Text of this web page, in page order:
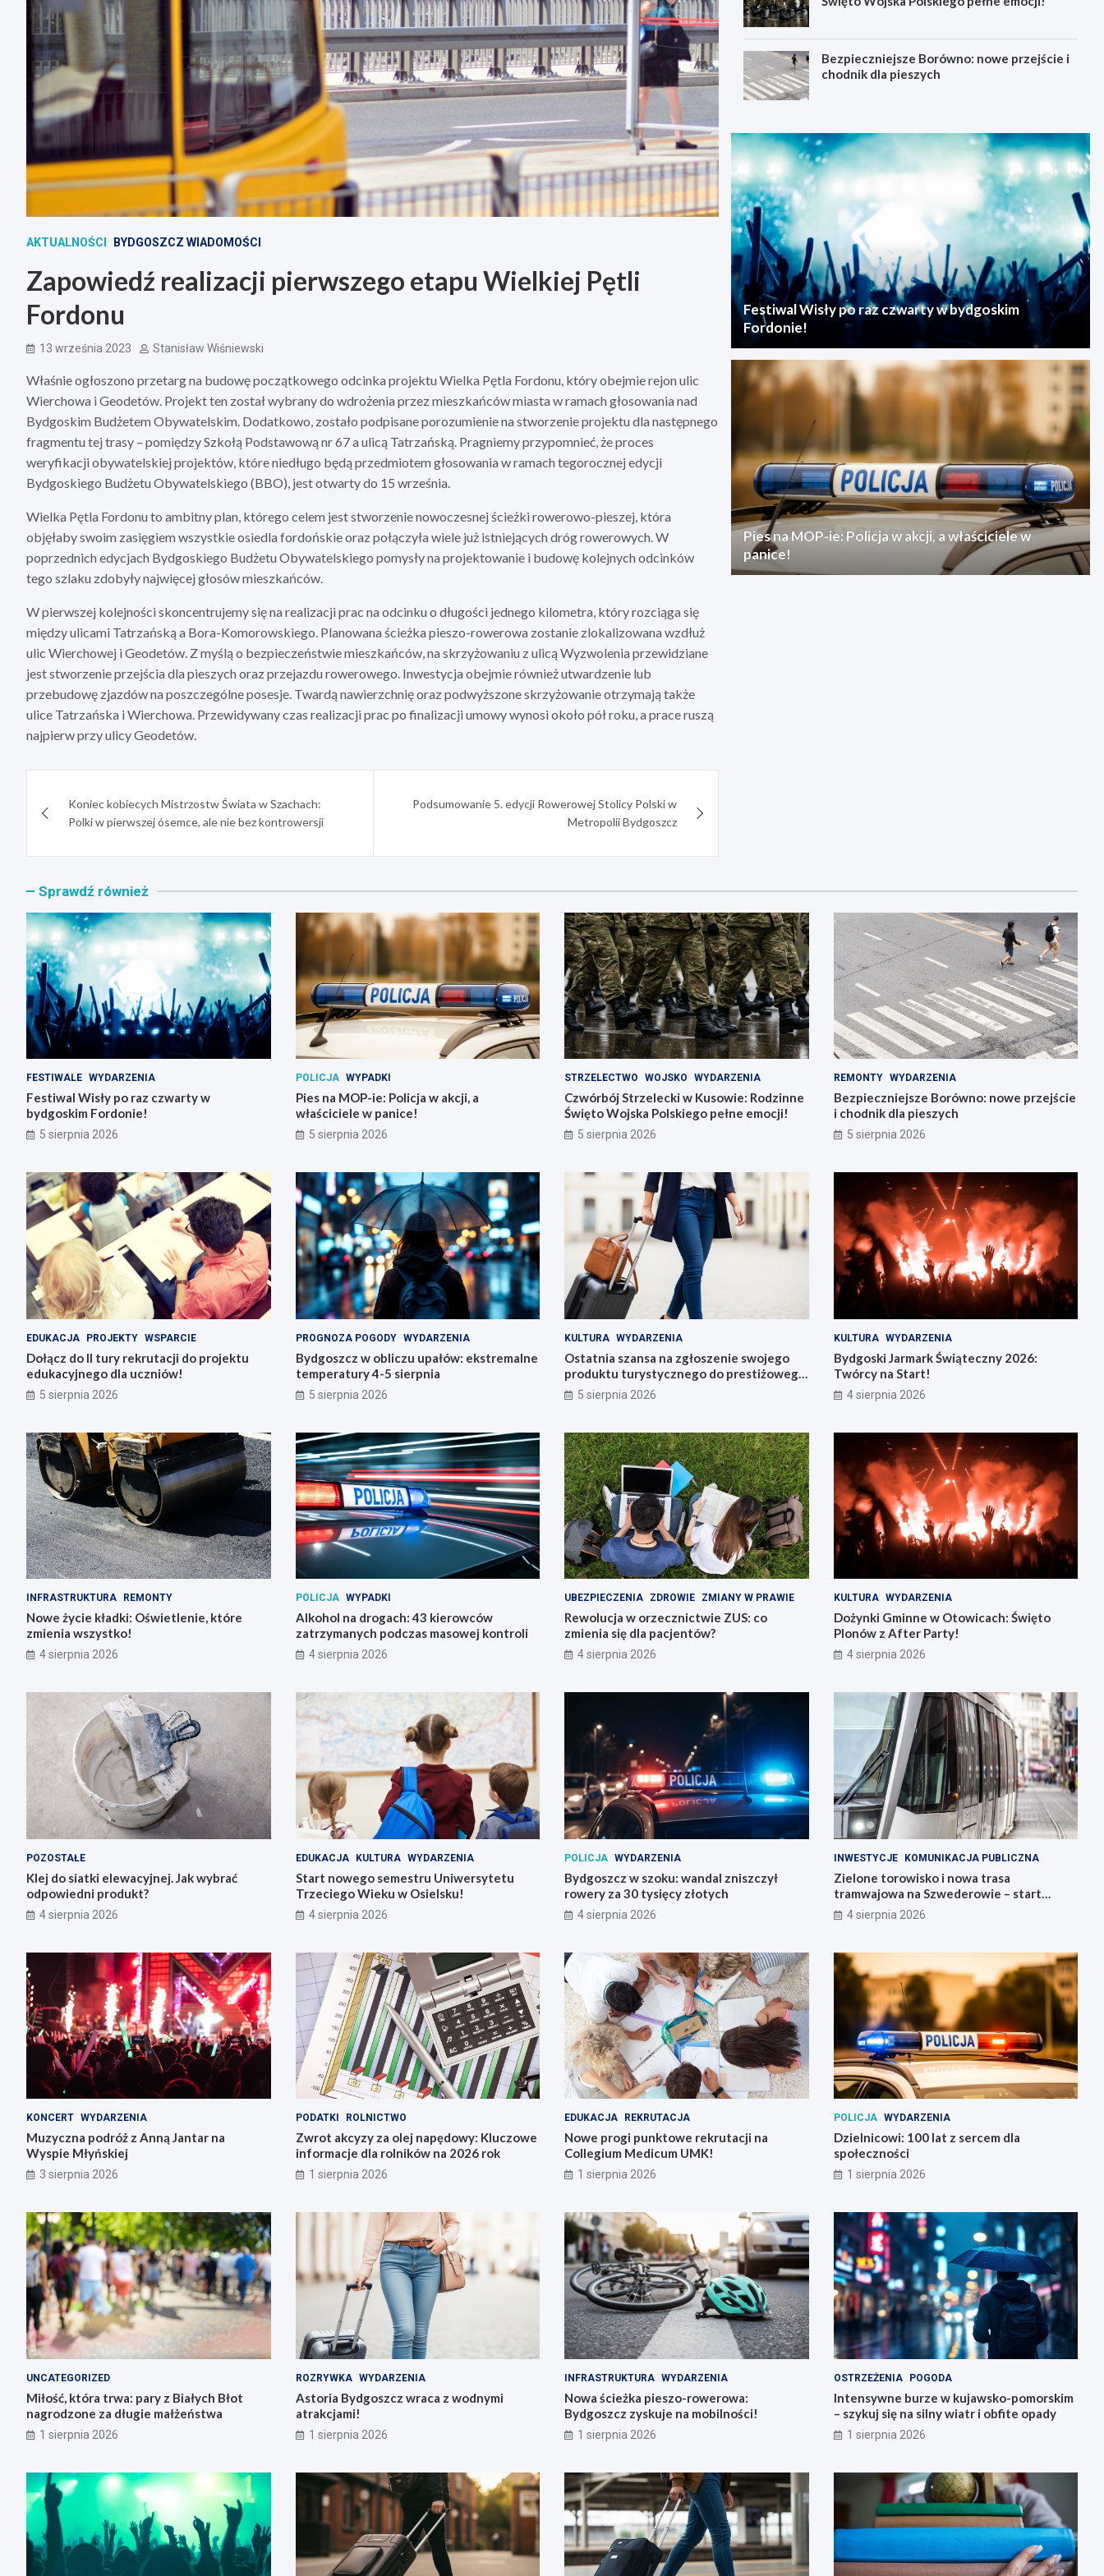
AKTUALNOŚCI BYDGOSZCZ WIADOMOŚCI
Zapowiedź realizacji pierwszego etapu Wielkiej Pętli
Fordonu
13 września 2023 Stanisław Wiśniewski
Właśnie ogłoszono przetarg na budowę początkowego odcinka projektu Wielka Pętla Fordonu, który obejmie rejon ulic
Wierchowa i Geodetów. Projekt ten został wybrany do wdrożenia przez mieszkańców miasta w ramach głosowania nad
Bydgoskim Budżetem Obywatelskim. Dodatkowo, zostało podpisane porozumienie na stworzenie projektu dla następnego
fragmentu tej trasy – pomiędzy Szkołą Podstawową nr 67 a ulicą Tatrzańską. Pragniemy przypomnieć, że proces
weryfikacji obywatelskiej projektów, które niedługo będą przedmiotem głosowania w ramach tegorocznej edycji
Bydgoskiego Budżetu Obywatelskiego (BBO), jest otwarty do 15 września.
Wielka Pętla Fordonu to ambitny plan, którego celem jest stworzenie nowoczesnej ścieżki rowerowo-pieszej, która
objęłaby swoim zasięgiem wszystkie osiedla fordońskie oraz połączyła wiele już istniejących dróg rowerowych. W
poprzednich edycjach Bydgoskiego Budżetu Obywatelskiego pomysły na projektowanie i budowę kolejnych odcinków
tego szlaku zdobyły najwięcej głosów mieszkańców.
W pierwszej kolejności skoncentrujemy się na realizacji prac na odcinku o długości jednego kilometra, który rozciąga się
między ulicami Tatrzańską a Bora-Komorowskiego. Planowana ścieżka pieszo-rowerowa zostanie zlokalizowana wzdłuż
ulic Wierchowej i Geodetów. Z myślą o bezpieczeństwie mieszkańców, na skrzyżowaniu z ulicą Wyzwolenia przewidziane
jest stworzenie przejścia dla pieszych oraz przejazdu rowerowego. Inwestycja obejmie również utwardzenie lub
przebudowę zjazdów na poszczególne posesje. Twardą nawierzchnię oraz podwyższone skrzyżowanie otrzymają także
ulice Tatrzańska i Wierchowa. Przewidywany czas realizacji prac po finalizacji umowy wynosi około pół roku, a prace ruszą
najpierw przy ulicy Geodetów.
wpisuKoniec kobiecych Mistrzostw Świata w Szachach:
Polki w pierwszej ósemce, ale nie bez kontrowersji
Podsumowanie 5. edycji Rowerowej Stolicy Polski w
Metropolii Bydgoszcz
Bezpieczniejsze Borówno: nowe przejście i
chodnik dla pieszych
Festiwal Wisły po raz czwarty w bydgoskim
Fordonie!
Pies na MOP-ie: Policja w akcji, a właściciele w
panice!
Sprawdź również
FESTIWALE WYDARZENIA
Festiwal Wisły po raz czwarty w
bydgoskim Fordonie!
5 sierpnia 2026
POLICJA WYPADKI
Pies na MOP-ie: Policja w akcji, a
właściciele w panice!
5 sierpnia 2026
STRZELECTWO WOJSKO WYDARZENIA
Czwórbój Strzelecki w Kusowie: Rodzinne
Święto Wojska Polskiego pełne emocji!
5 sierpnia 2026
REMONTY WYDARZENIA
Bezpieczniejsze Borówno: nowe przejście
i chodnik dla pieszych
5 sierpnia 2026
EDUKACJA PROJEKTY WSPARCIE
Dołącz do II tury rekrutacji do projektu
edukacyjnego dla uczniów!
5 sierpnia 2026
PROGNOZA POGODY WYDARZENIA
Bydgoszcz w obliczu upałów: ekstremalne
temperatury 4-5 sierpnia
5 sierpnia 2026
KULTURA WYDARZENIA
Ostatnia szansa na zgłoszenie swojego
produktu turystycznego do prestiżowego
konkursu POT
5 sierpnia 2026
KULTURA WYDARZENIA
Bydgoski Jarmark Świąteczny 2026:
Twórcy na Start!
4 sierpnia 2026
INFRASTRUKTURA REMONTY
Nowe życie kładki: Oświetlenie, które
zmienia wszystko!
4 sierpnia 2026
POLICJA WYPADKI
Alkohol na drogach: 43 kierowców
zatrzymanych podczas masowej kontroli
4 sierpnia 2026
UBEZPIECZENIA ZDROWIE ZMIANY W PRAWIE
Rewolucja w orzecznictwie ZUS: co
zmienia się dla pacjentów?
4 sierpnia 2026
KULTURA WYDARZENIA
Dożynki Gminne w Otowicach: Święto
Plonów z After Party!
4 sierpnia 2026
POZOSTAŁE
Klej do siatki elewacyjnej. Jak wybrać
odpowiedni produkt?
4 sierpnia 2026
EDUKACJA KULTURA WYDARZENIA
Start nowego semestru Uniwersytetu
Trzeciego Wieku w Osielsku!
4 sierpnia 2026
POLICJA WYDARZENIA
Bydgoszcz w szoku: wandal zniszczył
rowery za 30 tysięcy złotych
4 sierpnia 2026
INWESTYCJE KOMUNIKACJA PUBLICZNA
Zielone torowisko i nowa trasa
tramwajowa na Szwederowie – start
budowy!
4 sierpnia 2026
KONCERT WYDARZENIA
Muzyczna podróż z Anną Jantar na
Wyspie Młyńskiej
3 sierpnia 2026
PODATKI ROLNICTWO
Zwrot akcyzy za olej napędowy: Kluczowe
informacje dla rolników na 2026 rok
1 sierpnia 2026
EDUKACJA REKRUTACJA
Nowe progi punktowe rekrutacji na
Collegium Medicum UMK!
1 sierpnia 2026
POLICJA WYDARZENIA
Dzielnicowi: 100 lat z sercem dla
społeczności
1 sierpnia 2026
UNCATEGORIZED
Miłość, która trwa: pary z Białych Błot
nagrodzone za długie małżeństwa
1 sierpnia 2026
ROZRYWKA WYDARZENIA
Astoria Bydgoszcz wraca z wodnymi
atrakcjami!
1 sierpnia 2026
INFRASTRUKTURA WYDARZENIA
Nowa ścieżka pieszo-rowerowa:
Bydgoszcz zyskuje na mobilności!
1 sierpnia 2026
OSTRZEŻENIA POGODA
Intensywne burze w kujawsko-pomorskim
– szykuj się na silny wiatr i obfite opady
1 sierpnia 2026